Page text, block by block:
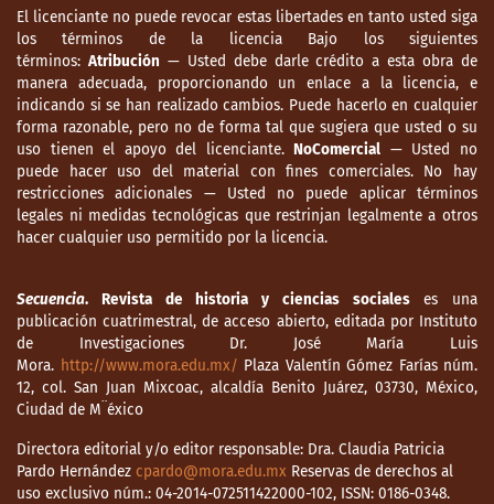
El licenciante no puede revocar estas libertades en tanto usted siga
los términos de la licencia Bajo los siguientes
términos: Atribución — Usted debe darle crédito a esta obra de
manera adecuada, proporcionando un enlace a la licencia, e
indicando si se han realizado cambios. Puede hacerlo en cualquier
forma razonable, pero no de forma tal que sugiera que usted o su
uso tienen el apoyo del licenciante.NoComercial — Usted no
puede hacer uso del material con fines comerciales. No hay
restricciones adicionales — Usted no puede aplicar términos
legales ni medidas tecnológicas que restrinjan legalmente a otros
hacer cualquier uso permitido por la licencia.
Secuencia. Revista de historia y ciencias socialeses una
publicación cuatrimestral, de acceso abierto, editada por Instituto
de Investigaciones Dr. José María Luis
Mora. http://www.mora.edu.mx/ Plaza Valentín Gómez Farías núm.
12, col. San Juan Mixcoac, alcaldía Benito Juárez, 03730, México,
Ciudad de M¨éxico
Directora editorial y/o editor responsable: Dra. Claudia Patricia
Pardo Hernández cpardo@mora.edu.mx Reservas de derechos al
uso exclusivo núm.: 04-2014-072511422000-102, ISSN: 0186-0348.